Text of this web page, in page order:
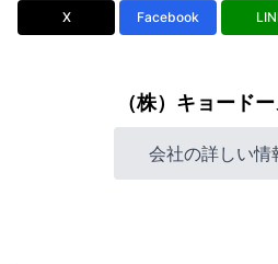
X Facebook
（株）キョード
会社の詳しい情